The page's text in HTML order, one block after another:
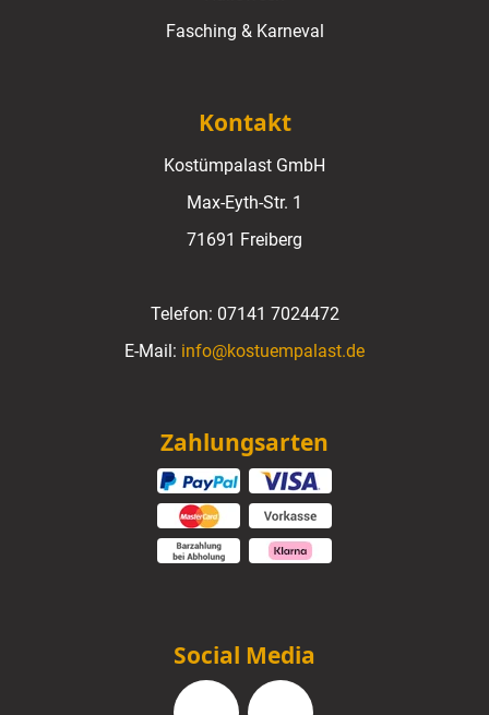
Fasching & Karneval
Kontakt
Kostümpalast GmbH
Max-Eyth-Str. 1
71691 Freiberg
Telefon: 07141 7024472
E-Mail: info@kostuempalast.de
Zahlungsarten
Social Media